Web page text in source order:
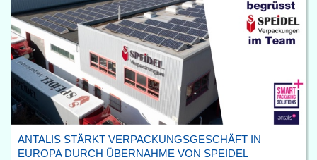
ANTALIS STÄRKT VERPACKUNGSGESCHÄFT IN
EUROPA DURCH ÜBERNAHME VON SPEIDEL